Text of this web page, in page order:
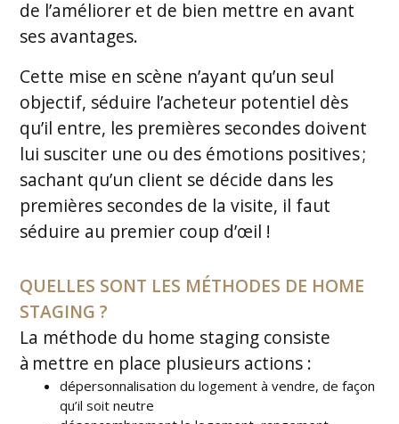
de l’améliorer et de bien mettre en avant
ses avantages.
Cette mise en scène n’ayant qu’un seul
objectif, séduire l’acheteur potentiel dès
qu’il entre, les premières secondes doivent
lui susciter une ou des émotions positives ;
sachant qu’un client se décide dans les
premières secondes de la visite, il faut
séduire au premier coup d’œil !
QUELLES SONT LES MÉTHODES DE HOME
STAGING ?
La méthode du home staging consiste
à mettre en place plusieurs actions :
dépersonnalisation du logement à vendre, de façon
qu’il soit neutre